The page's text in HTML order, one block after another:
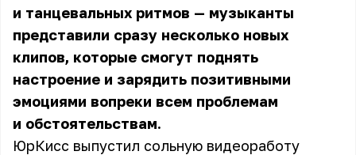
и танцевальных ритмов — музыканты
представили сразу несколько новых
клипов, которые смогут поднять
настроение и зарядить позитивными
эмоциями вопреки всем проблемам
и обстоятельствам.
ЮрКисс выпустил сольную видеоработу